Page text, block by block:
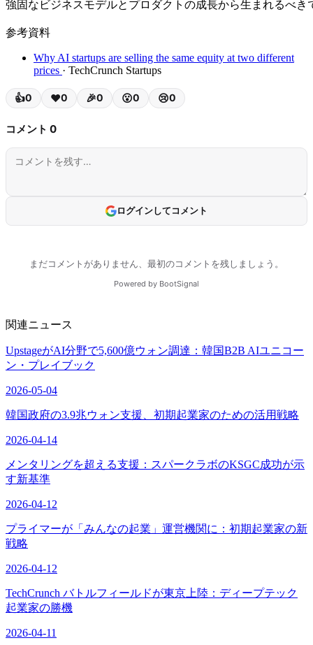
強固なビジネスモデルとプロダクトの成長から生まれるべき
参考資料
Why AI startups are selling the same equity at two different
prices · TechCrunch Startups
関連ニュース
UpstageがAI分野で5,600億ウォン調達：韓国B2B AIユニコー
ン・プレイブック
2026-05-04
韓国政府の3.9兆ウォン支援、初期起業家のための活用戦略
2026-04-14
メンタリングを超える支援：スパークラボのKSGC成功が示
す新基準
2026-04-12
プライマーが「みんなの起業」運営機関に：初期起業家の新
戦略
2026-04-12
TechCrunch バトルフィールドが東京上陸：ディープテック
起業家の勝機
2026-04-11